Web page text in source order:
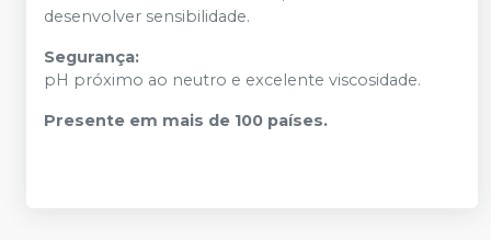
desenvolver sensibilidade.
Segurança:
pH próximo ao neutro e excelente viscosidade.
Presente em mais de 100 países.